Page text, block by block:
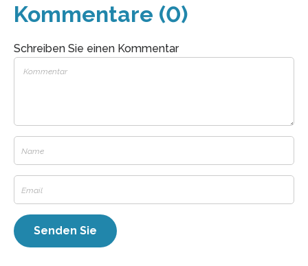
Kommentare (0)
Schreiben Sie einen Kommentar